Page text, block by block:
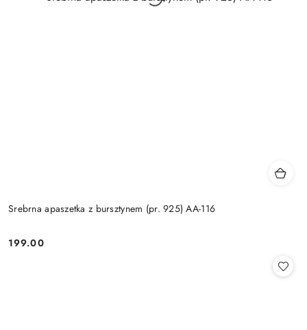
Srebrna apaszetka z bursztynem (pr. 925) AA-116
Cena:
199.00